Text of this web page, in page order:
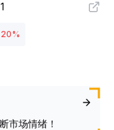
%
市场情绪！